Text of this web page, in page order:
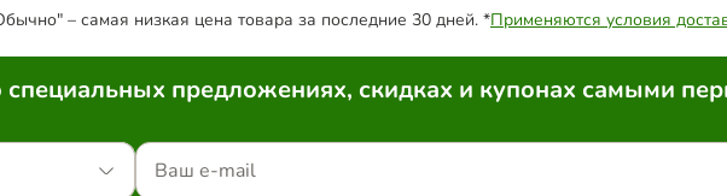
– самая низкая цена товара за последние 30 дней. *Применяются условия
специальных предложениях, скидках и купонах самыми